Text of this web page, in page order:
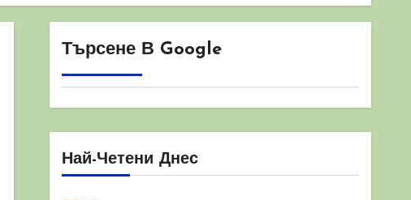
Търсене В Google
Най-Четени Днес